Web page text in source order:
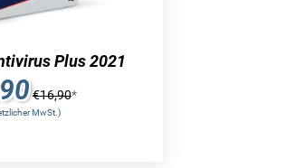
Plus 2021
€16,90*
MwSt.)